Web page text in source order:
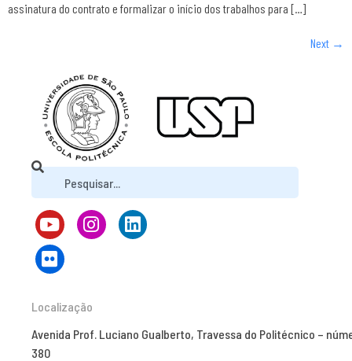
assinatura do contrato e formalizar o início dos trabalhos para […]
Next →
Localização
Avenida Prof. Luciano Gualberto, Travessa do Politécnico –
380